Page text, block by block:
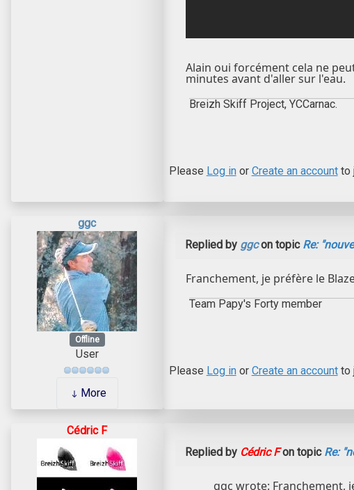
Alain oui forcément cela ne
minutes avant d'aller sur l'eau.
Breizh Skiff Project, YCCarnac.
Please Log inor Create an accountto
ggc
Offline
User
More
Replied by ggcon topic Re:
Franchement, je préfère le
Team Papy's Forty member
Please Log inor Create an accountto
Cédric F
Replied by Cédric Fon topic Re:
ggc wrote: Franchement,